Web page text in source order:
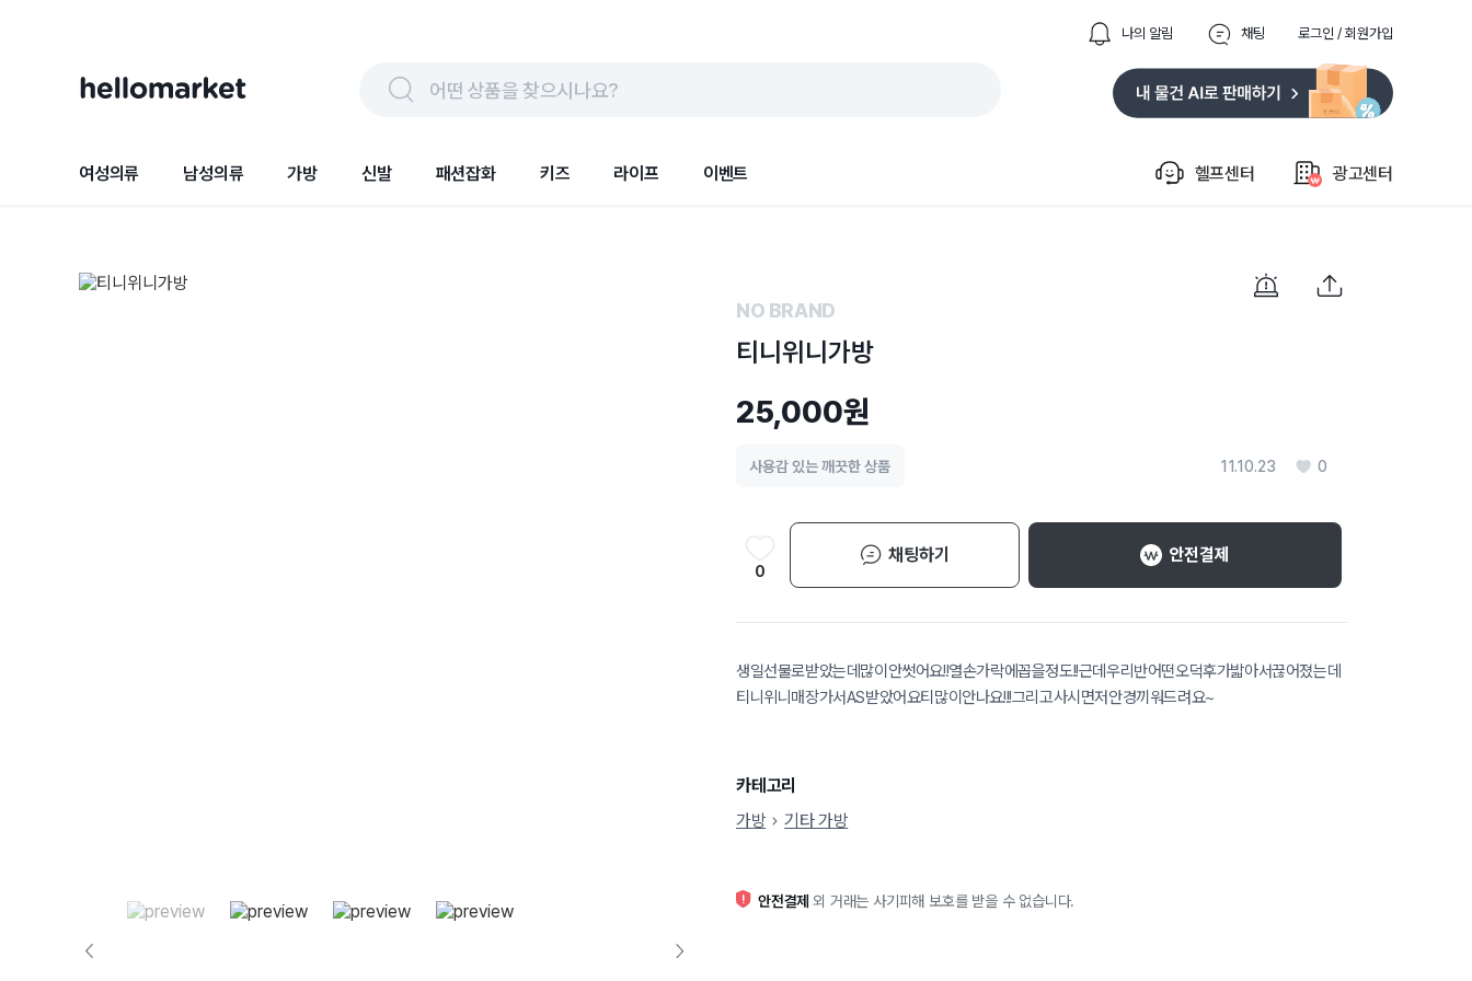
나의 알림 채팅 로그인 / 회원가입
어떤 상품을 찾으시나요?
여성의류 남성의류 가방 신발 패션잡화 키즈 라이프 이벤트 헬프센터 광고센터
NO BRAND
티니위니가방
25,000원
11.10.23 0
사용감 있는 깨끗한 상품
0
채팅하기 안전결제
생일선물로받았는데많이안썻어요!!열손가락에꼽을정도!!근데우리반어떤오덕후가밟아서끊어졌는데
티니위니매장가서AS받았어요티많이안나요!!!그리고사시면저안경끼워드려요~
카테고리
가방
기타 가방
안전결제 외 거래는 사기피해 보호를 받을 수 없습니다.